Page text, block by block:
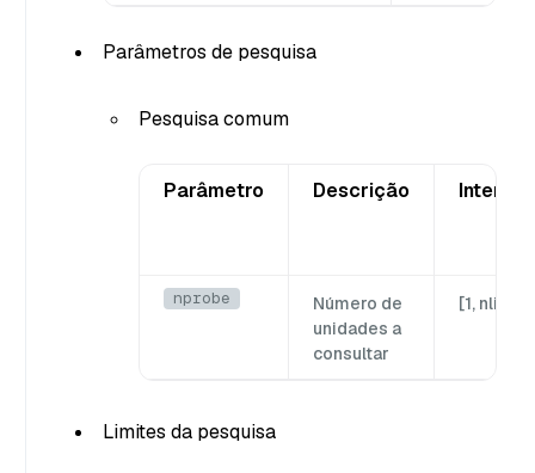
Parâmetros de pesquisa
Pesquisa comum
Parâmetro Descrição
nprobe
Número de
unidades a
consultar
[1, nlist]
Limites da pesquisa